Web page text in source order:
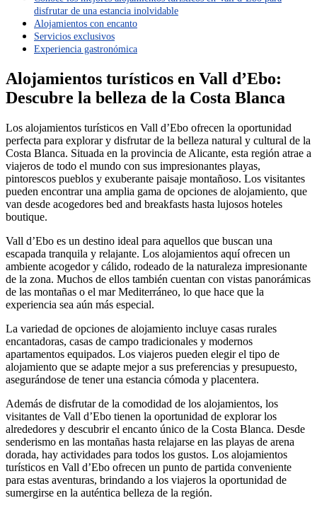
disfrutar de una estancia inolvidable
Alojamientos con encanto
Servicios exclusivos
Experiencia gastronómica
Alojamientos turísticos en Vall d’Ebo:
Descubre la belleza de la Costa Blanca
Los alojamientos turísticos en Vall d’Ebo ofrecen la oportunidad
perfecta para explorar y disfrutar de la belleza natural y cultural de la
Costa Blanca. Situada en la provincia de Alicante, esta región atrae a
viajeros de todo el mundo con sus impresionantes playas,
pintorescos pueblos y exuberante paisaje montañoso. Los visitantes
pueden encontrar una amplia gama de opciones de alojamiento, que
van desde acogedores bed and breakfasts hasta lujosos hoteles
boutique.
Vall d’Ebo es un destino ideal para aquellos que buscan una
escapada tranquila y relajante. Los alojamientos aquí ofrecen un
ambiente acogedor y cálido, rodeado de la naturaleza impresionante
de la zona. Muchos de ellos también cuentan con vistas panorámicas
de las montañas o el mar Mediterráneo, lo que hace que la
experiencia sea aún más especial.
La variedad de opciones de alojamiento incluye casas rurales
encantadoras, casas de campo tradicionales y modernos
apartamentos equipados. Los viajeros pueden elegir el tipo de
alojamiento que se adapte mejor a sus preferencias y presupuesto,
asegurándose de tener una estancia cómoda y placentera.
Además de disfrutar de la comodidad de los alojamientos, los
visitantes de Vall d’Ebo tienen la oportunidad de explorar los
alrededores y descubrir el encanto único de la Costa Blanca. Desde
senderismo en las montañas hasta relajarse en las playas de arena
dorada, hay actividades para todos los gustos. Los alojamientos
turísticos en Vall d’Ebo ofrecen un punto de partida conveniente
para estas aventuras, brindando a los viajeros la oportunidad de
sumergirse en la auténtica belleza de la región.